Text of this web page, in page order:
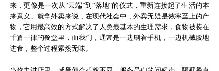
来，更像是一次从“云端”到“落地”的仪式，重新连接起了生活的本
来意义。就拿外卖来说，在现代社会中，外卖无疑是效率至上的产
物，它用最高效的方式解决了人类最基本的生理需求，食物被装在
千篇一律的餐盒里，而我们，通常是一边刷着手机，一边机械般地
进食，整个过程索然无味。